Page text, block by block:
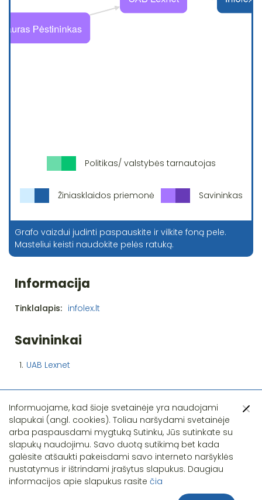
Politikas/ valstybės tarnautojas
Žiniasklaidos priemonė Savininkas
Grafo vaizdui judinti paspauskite ir vilkite foną pele.
Masteliui keisti naudokite pelės ratuką.
Informacija
Tinklalapis: infolex.lt
Savininkai
1. UAB Lexnet
Pastebėjote klaidą?
Informuojame, kad šioje svetainėje yra naudojami
slapukai (angl. cookies). Toliau naršydami svetainėje
arba paspausdami mygtuką Sutinku, Jūs sutinkate su
slapukų naudojimu. Savo duotą sutikimą bet kada
galėsite atšaukti pakeisdami savo interneto naršyklės
nustatymus ir ištrindami įrašytus slapukus. Daugiau
informacijos apie slapukus rasite čia